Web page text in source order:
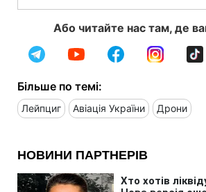
Або читайте нас там, де
Більше по темі:
Лейпциг Авіація України Дрони